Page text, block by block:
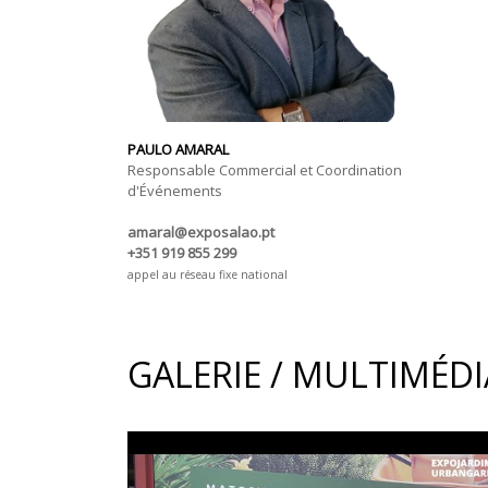
PAULO AMARAL
Responsable Commercial et Coordination
d'Événements
amaral@exposalao.pt
+351 919 855 299
appel au réseau fixe national
GALERIE /